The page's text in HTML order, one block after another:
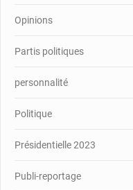
Opinions
Partis politiques
personnalité
Politique
Présidentielle 2023
Publi-reportage